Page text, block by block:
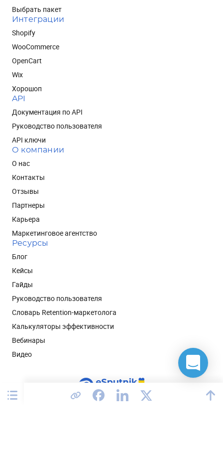
Выбрать пакет
Интеграции
Shopify
WooCommerce
OpenCart
Wix
Хорошоп
API
Документация по API
Руководство пользователя
API ключи
О компании
О нас
Контакты
Отзывы
Партнеры
Карьера
Маркетинговое агентство
Ресурсы
Блог
Кейсы
Гайды
Руководство пользователя
Словарь Retention-маркетолога
Калькуляторы эффективности
Вебинары
Видео